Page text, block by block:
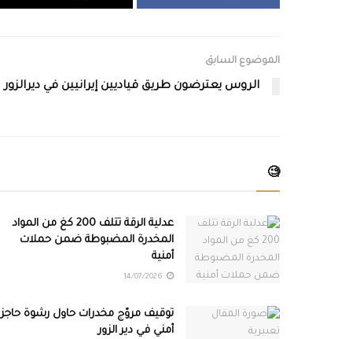
الموضوع السابق
الروس يعترضون طريق قياديين إيرانيين في ديرالزور
🧐
عدلية الرقة تتلف 200 كغ من المواد
المخدرة المضبوطة ضمن حملات
أمنية
توقيف مروّج مخدرات حاول رشوة حاجز
أمني في دير الزور